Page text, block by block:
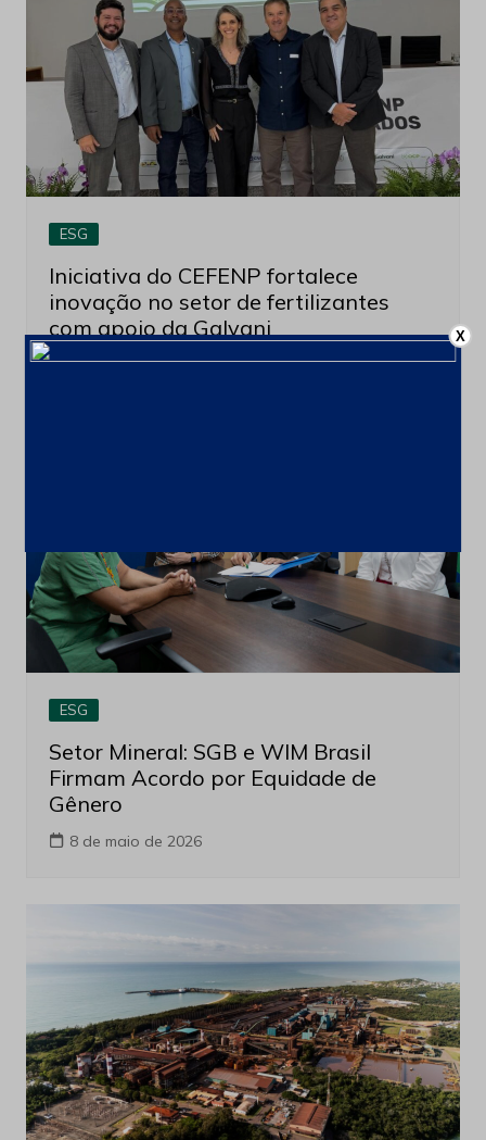
ESG
Iniciativa do CEFENP fortalece
inovação no setor de fertilizantes
com apoio da Galvani
12 de maio de 2026
ESG
Setor Mineral: SGB e WIM Brasil
Firmam Acordo por Equidade de
Gênero
8 de maio de 2026
X